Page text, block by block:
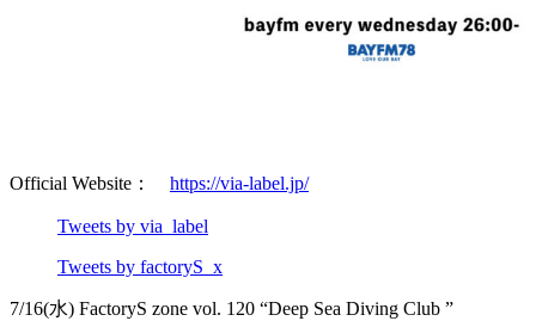
Official Website： https://via-label.jp/
Tweets by via_label
Tweets by factoryS_x
7/16(水) FactoryS zone vol. 120 “Deep Sea Diving Club ”